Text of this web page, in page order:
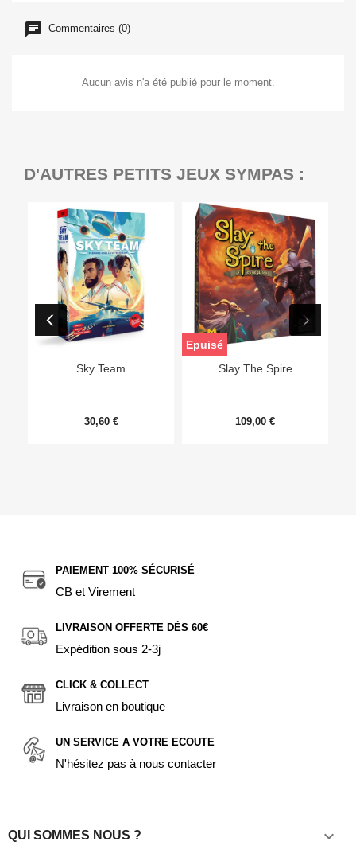
Commentaires (0)
Aucun avis n'a été publié pour le moment.
D'AUTRES PETITS JEUX SYMPAS :
Sky Team
30,60 €
Slay The Spire
109,00 €
Epuisé
PAIEMENT 100% SÉCURISÉ
CB et Virement
LIVRAISON OFFERTE DÈS 60€
Expédition sous 2-3j
CLICK & COLLECT
Livraison en boutique
UN SERVICE A VOTRE ECOUTE
N'hésitez pas à nous contacter
QUI SOMMES NOUS ? 